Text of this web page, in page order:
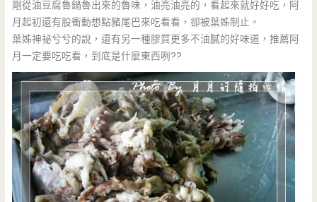
剛從油豆腐魯鍋魯出來的魯味，油亮油亮的，看起來就好好吃，阿
月起初還有股衝動想點豬尾巴來吃看看，卻被葉姊制止。
葉姊神祕兮兮的說，還有另一種膠質更多不油膩的好味道，推薦阿
月一定要吃吃看，到底是什麼東西咧??